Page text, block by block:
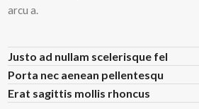
arcu a.
Justo ad nullam scelerisque fel
Porta nec aenean pellentesqu
Erat sagittis mollis rhoncus